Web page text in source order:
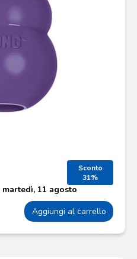
Sconto
31%
martedì, 11 agosto
Aggiungi al carrello